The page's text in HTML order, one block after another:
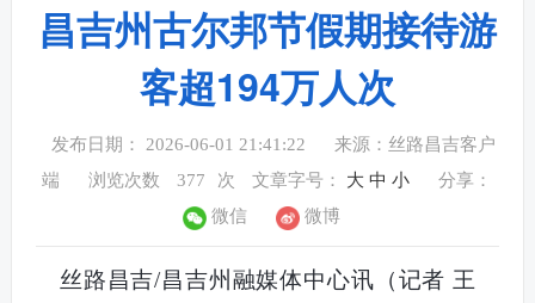
昌吉州古尔邦节假期接待游
客超194万人次
发布日期： 2026-06-01 21:41:22
来源：丝路昌吉客户
端
浏览次数 377 次 文章字号： 大 中 小
分享：
微信
微博
丝路昌吉/昌吉州融媒体中心讯（记者 王